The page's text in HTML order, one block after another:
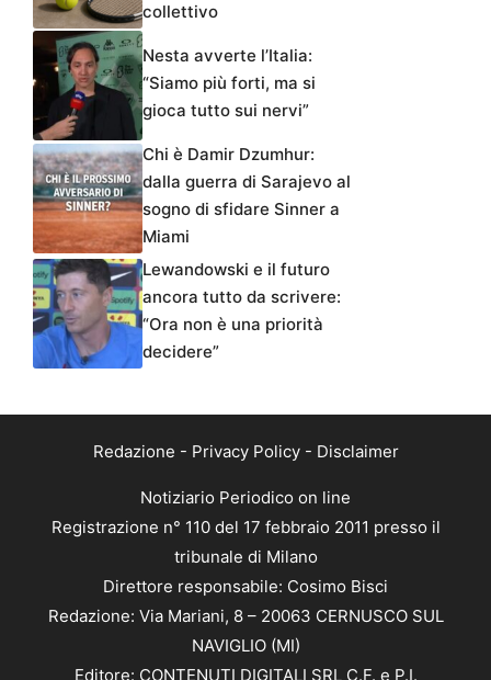
collettivo
Nesta avverte l’Italia:
“Siamo più forti, ma si
gioca tutto sui nervi”
Chi è Damir Dzumhur:
dalla guerra di Sarajevo al
sogno di sfidare Sinner a
Miami
Lewandowski e il futuro
ancora tutto da scrivere:
“Ora non è una priorità
decidere”
Redazione - Privacy Policy- Disclaimer
Notiziario Periodico on line
Registrazione n° 110 del 17 febbraio 2011 presso il
tribunale di Milano
Direttore responsabile: Cosimo Bisci
Redazione: Via Mariani, 8 – 20063 CERNUSCO SUL
NAVIGLIO (MI)
Editore: CONTENUTI DIGITALI SRL C.F. e P.I.